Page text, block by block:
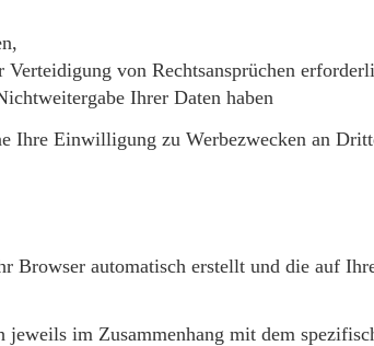
von Rechtsansprüchen
Ihrer Daten haben
Ihre Einwilligung zu Werbezwecken an
Browser automatisch erstellt und die auf
im Zusammenhang mit dem